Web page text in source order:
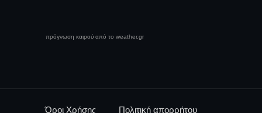
πρόγνωση καιρού από το weather.gr
Όροι Χρήσης Πολιτική απορρήτου